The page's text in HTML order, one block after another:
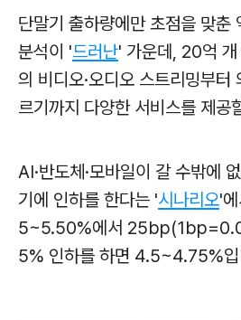
단말기 출하량에만 초점을 맞춘
분석이 '드러난' 가운데, 20억 개
의 비디오·오디오 스트리밍부터
르기까지 다양한 서비스를 제공
AI·반도체·모바일이 갈 수밖에
기에 인하를 한다는 '시나리오'
5~5.50%에서
5% 인하를 하면 4.5~4.75%입